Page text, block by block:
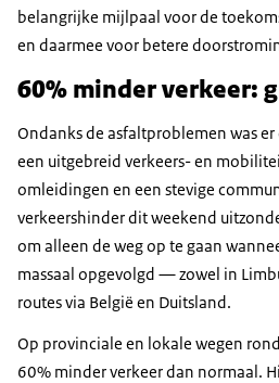
belangrijke mijlpaal voor de
en daarmee voor betere
60% minder verkeer:
Ondanks de asfaltproblemen was
een uitgebreid verkeers- en
omleidingen en een stevige
verkeershinder dit weekend
om alleen de weg op te gaan
massaal opgevolgd — zowel in
routes via België en Duitsland.
Op provinciale en lokale wegen
60% minder verkeer dan normaal.